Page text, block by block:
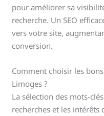
pour améliorer sa
recherche. Un SEO
vers votre site,
conversion.
Comment choisir les
Limoges ?
La sélection des mots-
recherches et les